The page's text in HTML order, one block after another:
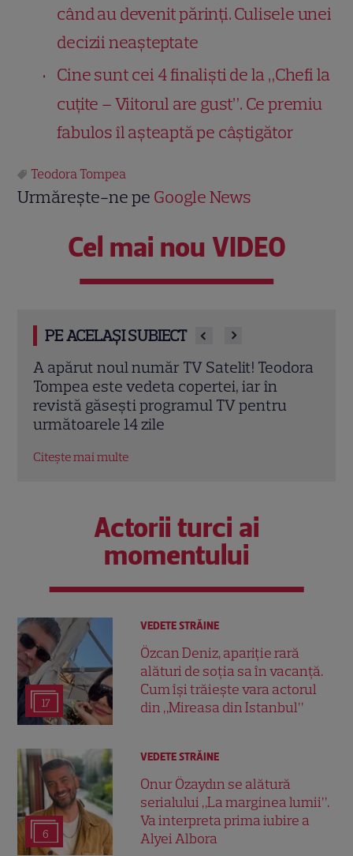
când au devenit părinți. Culisele unei
decizii neașteptate
Cine sunt cei 4 finaliști de la „Chefi la
cuțite – Viitorul are gust”. Ce premiu
fabulos îl așteaptă pe câștigător
Teodora Tompea
Urmărește-ne pe Google News
Cel mai nou VIDEO
PE ACELAȘI SUBIECT
Teodora Tompea aduce culisele de la
Cannes 2026 la Observator! Detalii de
ultimă oră despre filmul lui Cristian
Mungiu cu Sebastian Stan
Citește mai multe
Actorii turci ai
momentului
17
VEDETE STRĂINE
Özcan Deniz, apariție rară
alături de soția sa în vacanță.
Cum își trăiește vara actorul
din „Mireasa din Istanbul”
6
VEDETE STRĂINE
Onur Özaydın se alătură
serialului „La marginea lumii”.
Va interpreta prima iubire a
Alyei Albora